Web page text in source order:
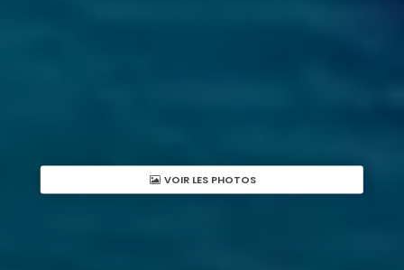
VOIR LES PHOTOS